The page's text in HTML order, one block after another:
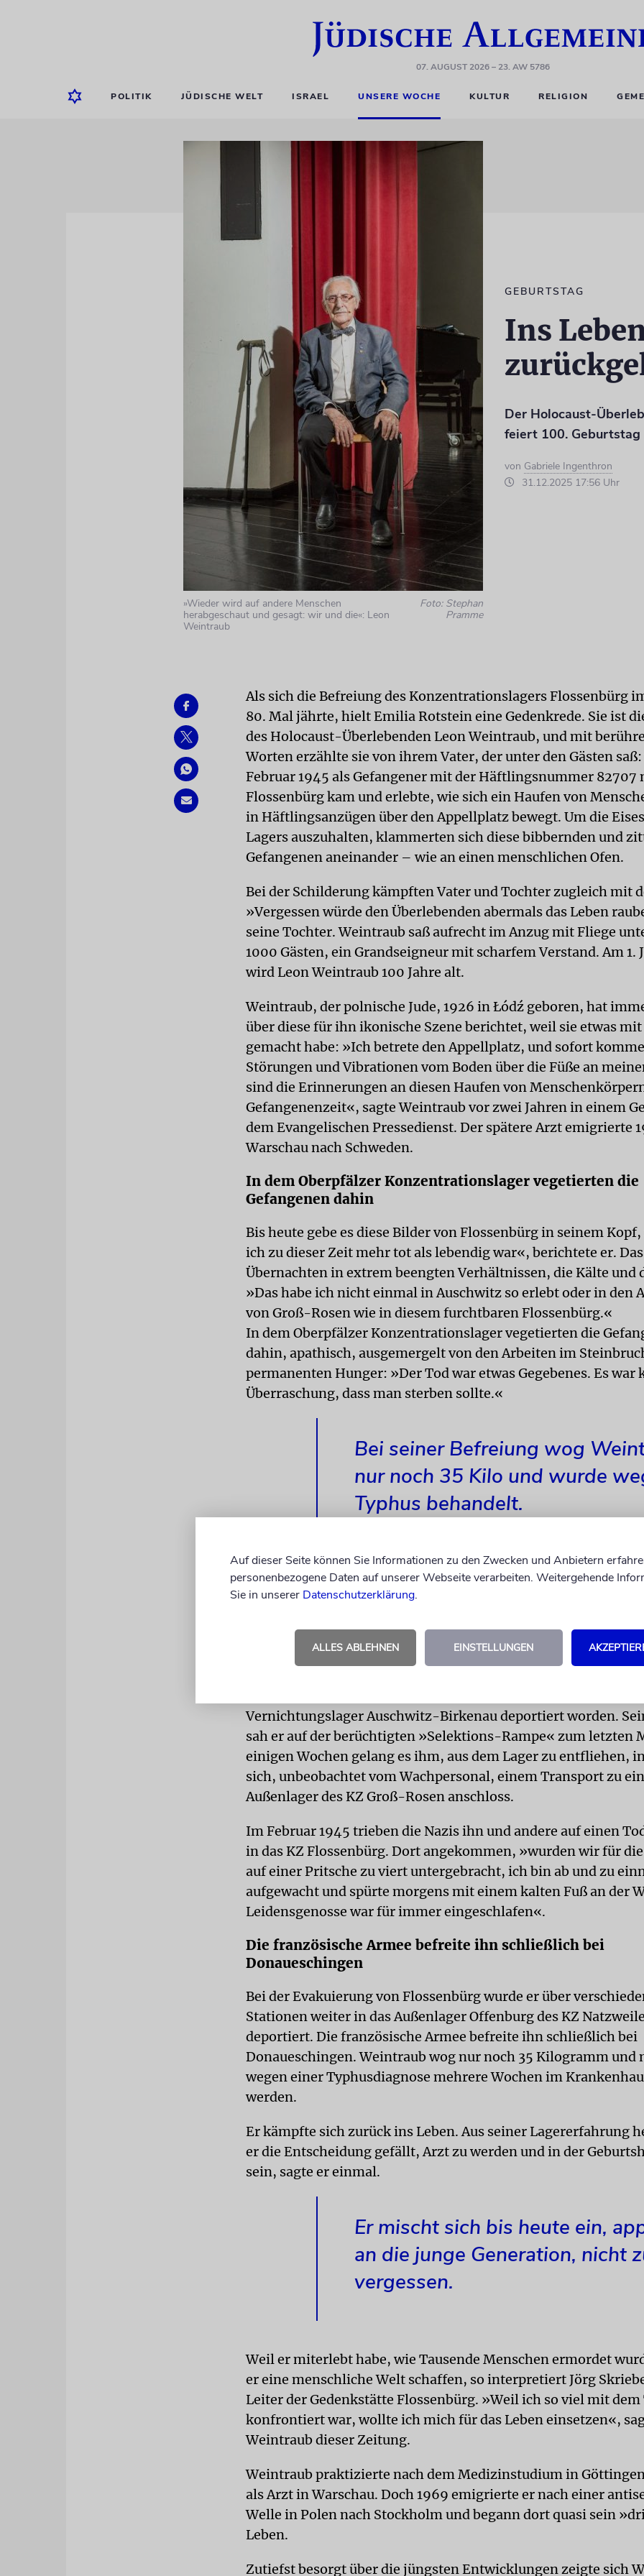
07. AUGUST 2026– 23. AW 5786
POLITIK JÜDISCHE WELT ISRAEL UNSERE WOCHE KULTUR RELIGION
»Wieder wird auf andere Menschen
herabgeschaut und gesagt: wir und die«: Leon
Weintraub
Foto: Stephan
Pramme
GEBURTSTAG
Ins
Der Holocaust-
feiert 100. Geburtstag
von Gabriele Ingenthron
31.12.2025 17:56 Uhr
Als sich die Befreiung des Konzentrationslagers Flossenbürg
80. Mal jährte, hielt Emilia Rotstein eine Gedenkrede. Sie ist
des Holocaust-Überlebenden Leon Weintraub, und mit
Worten erzählte sie von ihrem Vater, der unter den Gästen
Februar 1945 als Gefangener mit der Häftlingsnummer 82707
Flossenbürg kam und erlebte, wie sich ein Haufen von
in Häftlingsanzügen über den Appellplatz bewegt. Um die
Lagers auszuhalten, klammerten sich diese bibbernden und
Gefangenen aneinander – wie an einen menschlichen Ofen.
Bei der Schilderung kämpften Vater und Tochter zugleich mit
»Vergessen würde den Überlebenden abermals das Leben
seine Tochter. Weintraub saß aufrecht im Anzug mit Fliege
1000 Gästen, ein Grandseigneur mit scharfem Verstand. Am 1.
wird Leon Weintraub 100 Jahre alt.
Weintraub, der polnische Jude, 1926 in Łódź geboren, hat
über diese für ihn ikonische Szene berichtet, weil sie etwas
gemacht habe: »Ich betrete den Appellplatz, und sofort
Störungen und Vibrationen vom Boden über die Füße an
sind die Erinnerungen an diesen Haufen von
Gefangenenzeit«, sagte Weintraub vor zwei Jahren in einem
dem Evangelischen Pressedienst. Der spätere Arzt emigrierte
Warschau nach Schweden.
In dem Oberpfälzer Konzentrationslager vegetierten die
Gefangenen dahin
Bis heute gebe es diese Bilder von Flossenbürg in seinem
ich zu dieser Zeit mehr tot als lebendig war«, berichtete er. Das
Übernachten in extrem beengten Verhältnissen, die Kälte und
»Das habe ich nicht einmal in Auschwitz so erlebt oder in den
von Groß-Rosen wie in diesem furchtbaren Flossenbürg.«
In dem Oberpfälzer Konzentrationslager vegetierten die
dahin, apathisch, ausgemergelt von den Arbeiten im
permanenten Hunger: »Der Tod war etwas Gegebenes. Es war
Überraschung, dass man sterben sollte.«
Bei seiner Befreiung wog
nur noch 35 Kilo und wurde
Typhus behandelt.
1939 war er 14 Jahre alt, als die Wehrmacht in seine
einmarschierte. Kurze Zeit später errichteten die Deutschen
machen. »Wir sind zusammen, uns geht es nicht so schlecht«,
gesagt haben.
Vernichtungslager Auschwitz-Birkenau deportiert worden.
sah er auf der berüchtigten »Selektions-Rampe« zum letzten
einigen Wochen gelang es ihm, aus dem Lager zu entfliehen,
sich, unbeobachtet vom Wachpersonal, einem Transport zu
Außenlager des KZ Groß-Rosen anschloss.
Im Februar 1945 trieben die Nazis ihn und andere auf einen
in das KZ Flossenbürg. Dort angekommen, »wurden wir für
auf einer Pritsche zu viert untergebracht, ich bin ab und zu
aufgewacht und spürte morgens mit einem kalten Fuß an der
Leidensgenosse war für immer eingeschlafen«.
Die französische Armee befreite ihn schließlich bei
Donaueschingen
Bei der Evakuierung von Flossenbürg wurde er über
Stationen weiter in das Außenlager Offenburg des KZ
deportiert. Die französische Armee befreite ihn schließlich bei
Donaueschingen. Weintraub wog nur noch 35 Kilogramm und
wegen einer Typhusdiagnose mehrere Wochen im
werden.
Er kämpfte sich zurück ins Leben. Aus seiner Lagererfahrung
er die Entscheidung gefällt, Arzt zu werden und in der
sein, sagte er einmal.
Er mischt sich bis heute ein,
an die junge Generation, nicht
vergessen.
Weil er miterlebt habe, wie Tausende Menschen ermordet
er eine menschliche Welt schaffen, so interpretiert Jörg
Leiter der Gedenkstätte Flossenbürg. »Weil ich so viel mit dem
konfrontiert war, wollte ich mich für das Leben einsetzen«,
Weintraub dieser Zeitung.
Weintraub praktizierte nach dem Medizinstudium in
als Arzt in Warschau. Doch 1969 emigrierte er nach einer
Welle in Polen nach Stockholm und begann dort quasi sein
Leben.
Zutiefst besorgt über die jüngsten Entwicklungen zeigte sich
Auf dieser Seite können Sie Informationen zu den Zwecken und Anbietern
personenbezogene Daten auf unserer Webseite verarbeiten. Weitergehende
Sie in unserer Datenschutzerklärung.
ALLES ABLEHNEN EINSTELLUNGEN